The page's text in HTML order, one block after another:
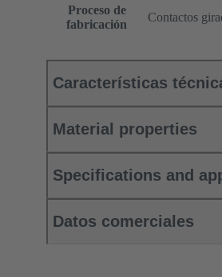
Proceso de
fabricación
Contactos
Características
Material properties
Specifications and
Datos comerciales